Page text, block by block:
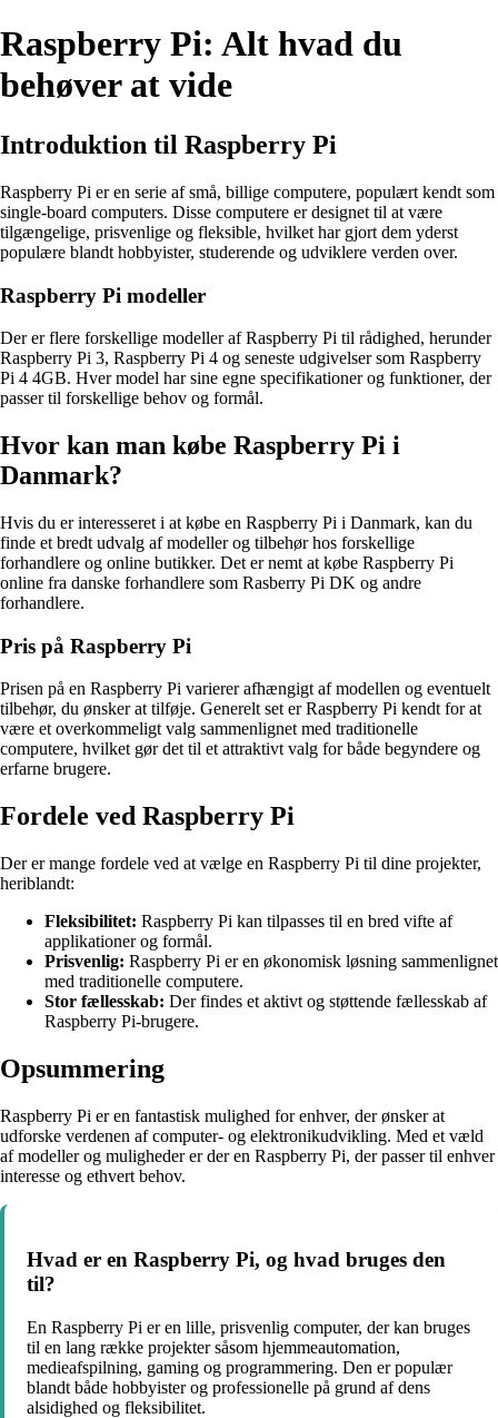
Raspberry Pi: Alt hvad du
behøver at vide
Introduktion til Raspberry Pi
Raspberry Pi er en serie af små, billige computere, populært kendt som
single-board computers. Disse computere er designet til at være
tilgængelige, prisvenlige og fleksible, hvilket har gjort dem yderst
populære blandt hobbyister, studerende og udviklere verden over.
Raspberry Pi modeller
Der er flere forskellige modeller af Raspberry Pi til rådighed, herunder
Raspberry Pi 3, Raspberry Pi 4 og seneste udgivelser som Raspberry
Pi 4 4GB. Hver model har sine egne specifikationer og funktioner, der
passer til forskellige behov og formål.
Hvor kan man købe Raspberry Pi i
Danmark?
Hvis du er interesseret i at købe en Raspberry Pi i Danmark, kan du
finde et bredt udvalg af modeller og tilbehør hos forskellige
forhandlere og online butikker. Det er nemt at købe Raspberry Pi
online fra danske forhandlere som Rasberry Pi DK og andre
forhandlere.
Pris på Raspberry Pi
Prisen på en Raspberry Pi varierer afhængigt af modellen og eventuelt
tilbehør, du ønsker at tilføje. Generelt set er Raspberry Pi kendt for at
være et overkommeligt valg sammenlignet med traditionelle
computere, hvilket gør det til et attraktivt valg for både begyndere og
erfarne brugere.
Fordele ved Raspberry Pi
Der er mange fordele ved at vælge en Raspberry Pi til dine projekter,
heriblandt:
Fleksibilitet: Raspberry Pi kan tilpasses til en bred vifte af
applikationer og formål.
Prisvenlig: Raspberry Pi er en økonomisk løsning sammenlignet
med traditionelle computere.
Stor fællesskab: Der findes et aktivt og støttende fællesskab af
Raspberry Pi-brugere.
Opsummering
Raspberry Pi er en fantastisk mulighed for enhver, der ønsker at
udforske verdenen af computer- og elektronikudvikling. Med et væld
af modeller og muligheder er der en Raspberry Pi, der passer til enhver
interesse og ethvert behov.
Hvad er en Raspberry Pi, og hvad bruges den
til?
En Raspberry Pi er en lille, prisvenlig computer, der kan bruges
til en lang række projekter såsom hjemmeautomation,
medieafspilning, gaming og programmering. Den er populær
blandt både hobbyister og professionelle på grund af dens
alsidighed og fleksibilitet.